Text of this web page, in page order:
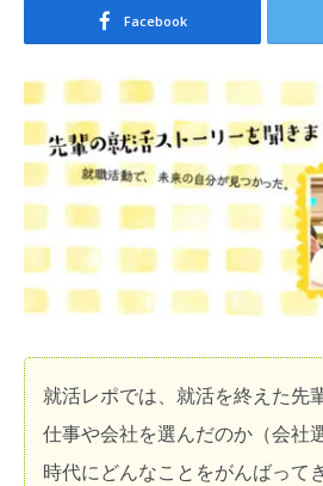
Facebook
就活レポでは、就活を終えた先
仕事や会社を選んだのか（会社
時代にどんなことをがんばって